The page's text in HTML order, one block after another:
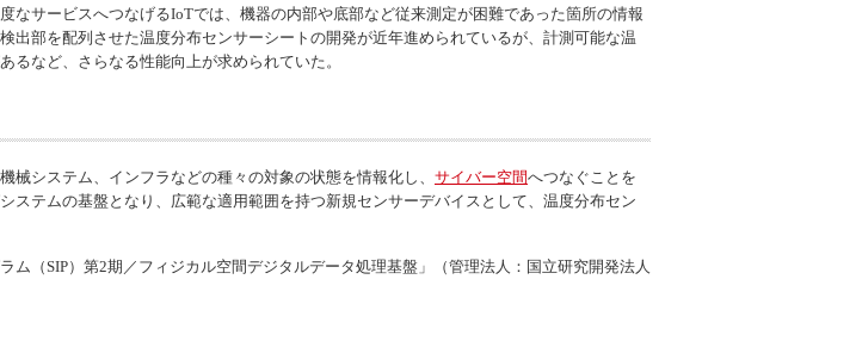
サービスへつなげるIoTでは、機器の内部や底部など従来測定が困難であった箇所の情報
部を配列させた温度分布センサーシートの開発が近年進められているが、計測可能な温
るなど、さらなる性能向上が求められていた。
システム、インフラなどの種々の対象の状態を情報化し、 サイバー空間へつなぐことを
テムの基盤となり、広範な適用範囲を持つ新規センサーデバイスとして、温度分布セン
（SIP）第2期／フィジカル空間デジタルデータ処理基盤」（管理法人：国立研究開発法人